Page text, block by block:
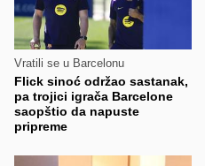
Vratili se u Barcelonu
Flick sinoć održao sastanak,
pa trojici igrača Barcelone
saopštio da napuste
pripreme